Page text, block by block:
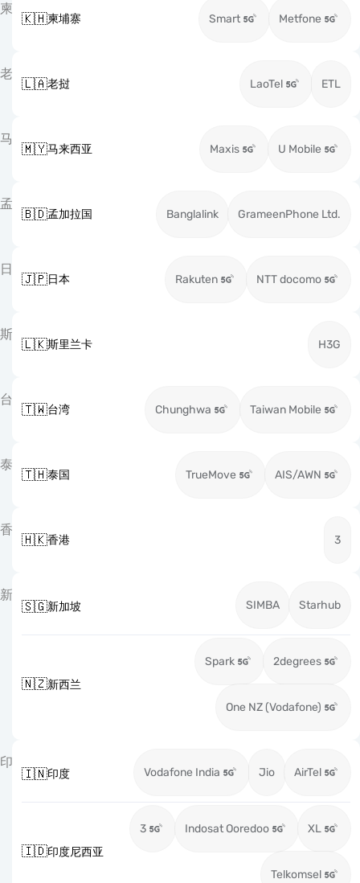
柬
🇰🇭柬埔寨 Smart Metfone
老
🇱🇦老挝 LaoTel ETL
马
🇲🇾马来西亚 Maxis U Mobile
孟
🇧🇩孟加拉国 Banglalink GrameenPhone Ltd.
日
🇯🇵日本 Rakuten NTT docomo
斯
🇱🇰斯里兰卡 H3G
台
🇹🇼台湾 Chunghwa Taiwan Mobile
泰
🇹🇭泰国 TrueMove AIS/AWN
香
🇭🇰香港 3
新
🇸🇬新加坡 SIMBA Starhub
🇳🇿新西兰
Spark 2degrees
One NZ (Vodafone)
印
🇮🇳印度 Vodafone India Jio AirTel
🇮🇩印度尼西亚
3 Indosat Ooredoo XL
Telkomsel